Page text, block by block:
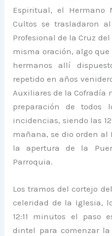
Espiritual, el Hermano
Cultos se trasladaron
Profesional de la Cruz
misma oración, algo
hermanos allí
repetido en años
Auxiliares de la Cofradía
preparación de todos
incidencias, siendo las
mañana, se dio orden al
la apertura de la
Parroquia.
Los tramos del cortejo
celeridad de la Iglesia,
12:11 minutos el paso
dintel para comenzar